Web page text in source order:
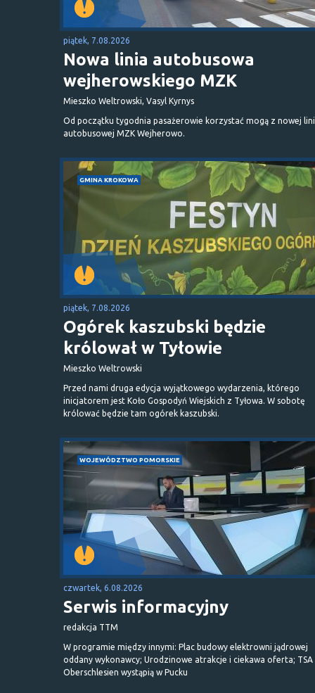
piątek, 7.08.2026
Nowa linia autobusowa
wejherowskiego MZK
Mieszko Weltrowski, Vasyl Kyrnys
Od początku tygodnia pasażerowie korzystać mogą z nowej
autobusowej MZK Wejherowo.
GMINA KROKOWA
piątek, 7.08.2026
Ogórek kaszubski będzie
królował w Tyłowie
Mieszko Weltrowski
Przed nami druga edycja wyjątkowego wydarzenia, którego
inicjatorem jest Koło Gospodyń Wiejskich z Tyłowa. W sobotę
królować będzie tam ogórek kaszubski.
WOJEWÓDZTWO POMORSKIE
czwartek, 6.08.2026
Serwis informacyjny
redakcja TTM
W programie między innymi: Plac budowy elektrowni jądrowej
oddany wykonawcy; Urodzinowe atrakcje i ciekawa oferta; TSA
Oberschlesien wystąpią w Pucku